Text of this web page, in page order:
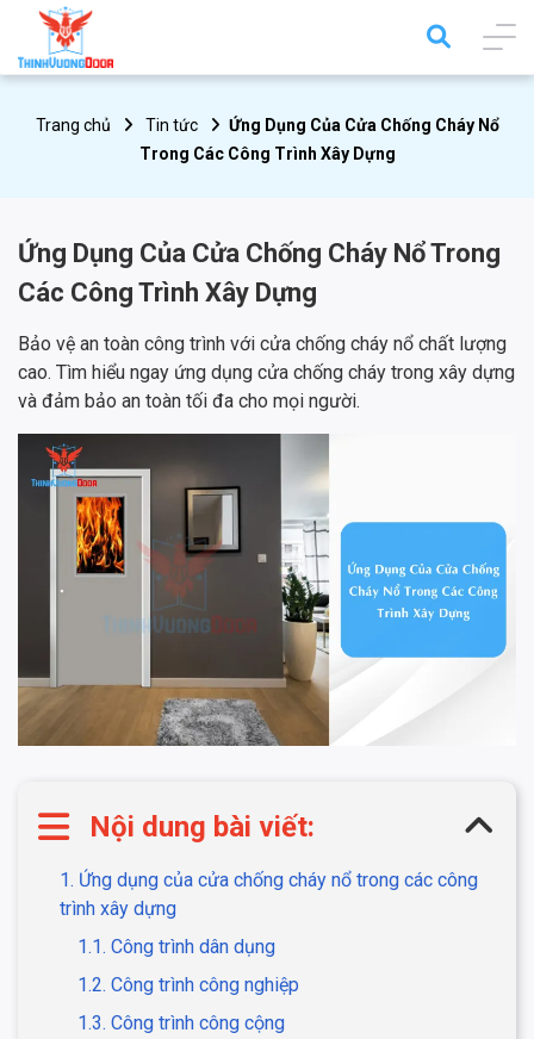
Trang chủ Tin tức
Ứng Dụng Của Cửa Chống Cháy Nổ
Trong Các Công Trình Xây Dựng
Ứng Dụng Của Cửa Chống Cháy Nổ Trong
Các Công Trình Xây Dựng
Bảo vệ an toàn công trình với cửa chống cháy nổ chất lượng
cao. Tìm hiểu ngay ứng dụng cửa chống cháy trong xây dựng
và đảm bảo an toàn tối đa cho mọi người.
Nội dung bài viết:
1. Ứng dụng của cửa chống cháy nổ trong các công
trình xây dựng
1.1. Công trình dân dụng
1.2. Công trình công nghiệp
1.3. Công trình công cộng